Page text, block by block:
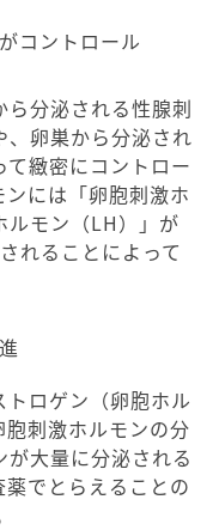
コントロール
分泌される性腺刺
卵巣から分泌され
緻密にコントロー
には「卵胞刺激ホ
ルモン（LH）」が
れることによって
ロゲン（卵胞ホル
刺激ホルモンの分
大量に分泌される
でとらえることの